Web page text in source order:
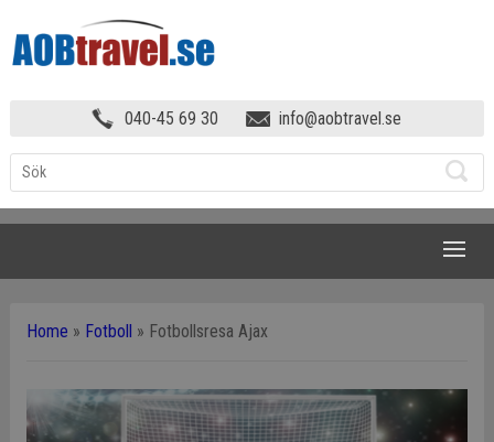
040-45 69 30 info@aobtravel.se
Home » Fotboll » Fotbollsresa Ajax